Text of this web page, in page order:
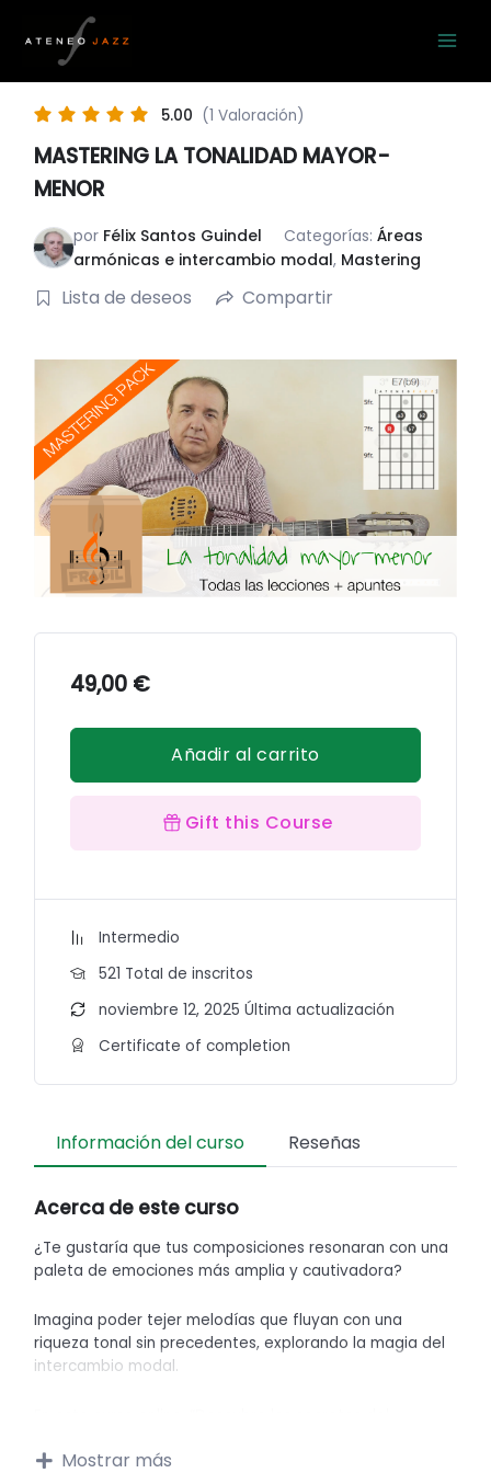
contenido
5.00 (1 Valoración)
MASTERING LA TONALIDAD MAYOR-
MENOR
por Félix Santos Guindel Categorías:Áreas
armónicas e intercambio modal, Mastering
Lista de deseos Compartir
49,00 €
Añadir al carrito
Gift this Course
Intermedio
521 TotaI de inscritos
noviembre 12, 2025 Última actualización
Certificate of completion
Información del curso Reseñas
Acerca de este curso
¿Te gustaría que tus composiciones resonaran con una
paleta de emociones más amplia y cautivadora?
Imagina poder tejer melodías que fluyan con una
riqueza tonal sin precedentes, explorando la magia del
intercambio modal.
sumergirte en un universo musical fascinante.
Mostrar más